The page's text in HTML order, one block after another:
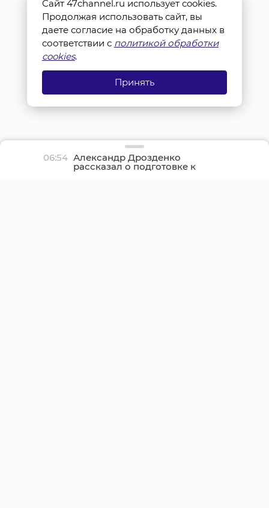
06:54 Александр Дрозденко
рассказал о подготовке к
празднованию 100-летия
Сайт 47channel.ru использует cookies.
Продолжая использовать сайт, вы
даете согласие на обработку данных в
соответствии с политикой обработки
cookies.
Принять